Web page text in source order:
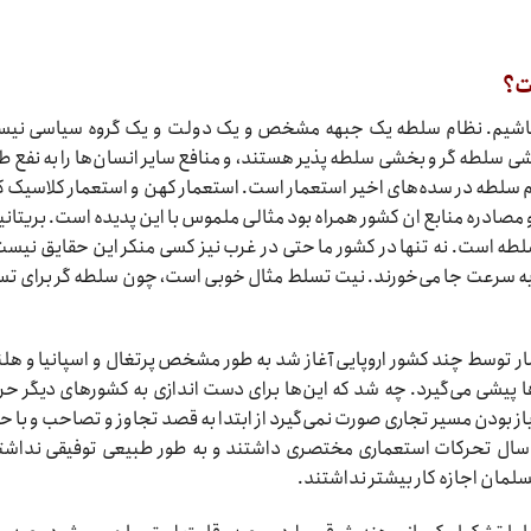
باشیم. نظام سلطه یک جبهه مشخص و یک دولت و یک گروه سیاسی
سلطه گر و بخشی سلطه پذیر هستند، و منافع سایر انسان‌ها را به نفع
سلطه در سده‌های اخیر استعمار است. استعمار کهن و استعمار کلاسیک
منابع ان کشور همراه بود مثالی ملموس با این پدیده است.
است. نه تنها در کشور ما حتی در غرب نیز کسی منکر این حقایق
سرعت جا می‌خورند. نیت تسلط مثال خوبی است، چون سلطه گر برای
توسط چند کشور اروپایی آغاز شد به طور مشخص پرتغال و اسپانیا و
پیشی می‌گیرد. چه شد که این‌ها برای دست اندازی به کشور‌های دیگر
بودن مسیر تجاری صورت نمی‌گیرد از ابتدا به قصد تجاوز و تصاحب و با
تحرکات استعماری مختصری داشتند و به طور طبیعی توفیقی
اجازه کار بیشتر نداشتند.